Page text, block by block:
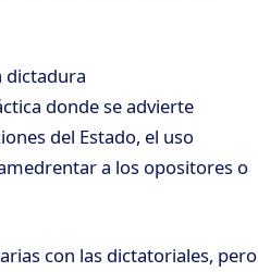
dictadura
donde se advierte
del Estado, el uso
a los opositores o
con las dictatoriales, pero